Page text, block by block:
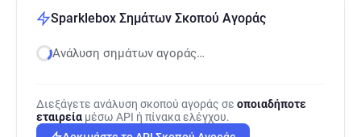
Sparklebox Σημάτων Σκοπού Αγοράς
Ανάλυση σημάτων αγοράς…
Διεξάγετε ανάλυση σκοπού αγοράς σε οποιαδήποτε
εταιρεία μέσω API ή πίνακα ελέγχου.